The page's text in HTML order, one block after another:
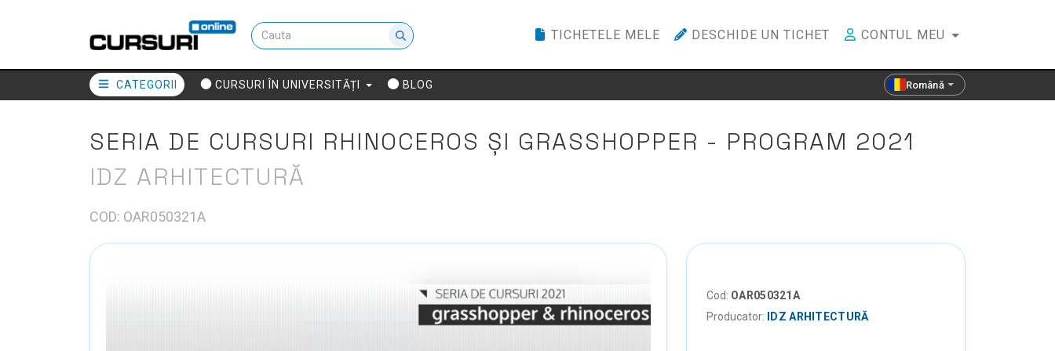
TICHETELE MELE DESCHIDE UN TICHET CONTUL MEU
CATEGORII CURSURI ÎN UNIVERSITĂȚI BLOG Română
SERIA DE CURSURI RHINOCEROS ȘI GRASSHOPPER - PROGRAM 2021
IDZ ARHITECTURĂ
COD: OAR050321A
Cod: OAR050321A
Producator: IDZ ARHITECTURĂ